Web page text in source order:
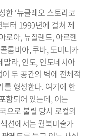
한 ‘뉴클레오 스토리코
터 1990년에 걸쳐 제
로아, 뉴질랜드, 아르헨
롬비아, 쿠바, 도미니카
말라, 인도, 인도네시아
두 공간의 벽에 전체적
를 형성한다. 여기에 한
함되어 있는데, 이는
으로 불릴 당시 로컬의
션에서는 월북미술가